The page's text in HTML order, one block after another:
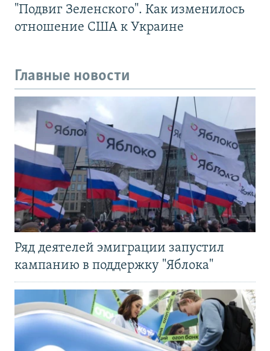
"Подвиг Зеленского". Как изменилось
отношение США к Украине
Главные новости
Ряд деятелей эмиграции запустил
кампанию в поддержку "Яблока"